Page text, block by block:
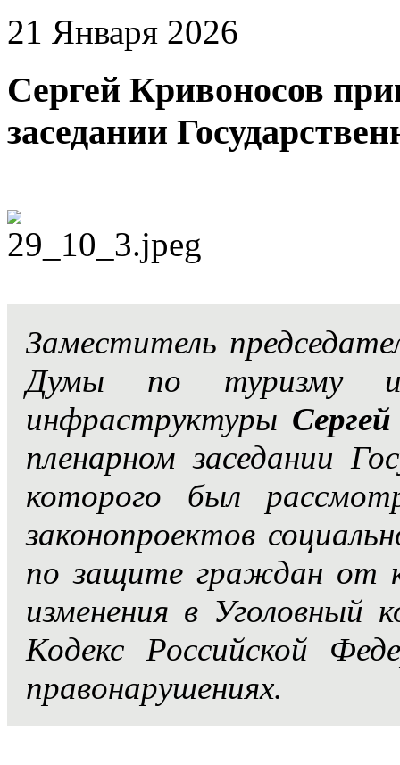
21 Января 2026
Сергей Кривоносов
заседании
Заместитель
Думы по туризму и
инфраструктуры
пленарном заседании
которого был
законопроектов
по защите граждан от
изменения в Уголовный
Кодекс Российской
правонарушениях.